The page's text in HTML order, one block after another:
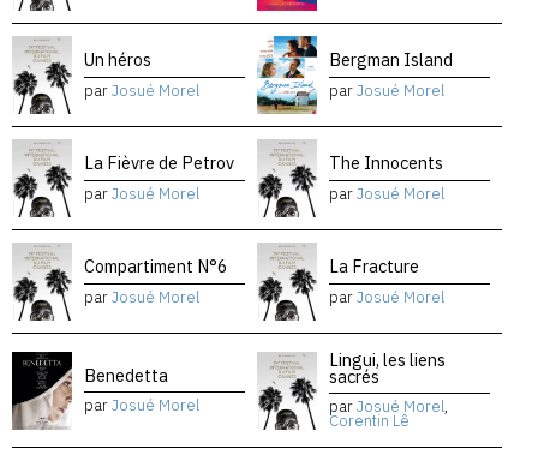
Un héros
parJosué Morel
Bergman Island
parJosué Morel
La Fièvre de Petrov
parJosué Morel
The Innocents
parJosué Morel
Compartiment N°6
parJosué Morel
La Fracture
parJosué Morel
Benedetta
parJosué Morel
Lingui, les liens
sacrés
parJosué Morel,
Corentin Lê